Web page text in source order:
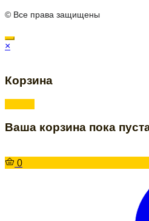
© Все права защищены
×
Корзина
Ваша корзина пока
0